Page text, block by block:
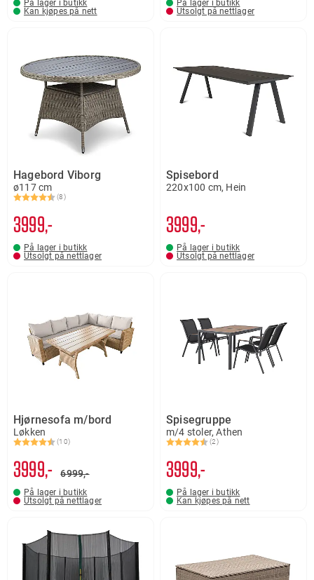
På lager i butikk
Kan kjøpes på nett
På lager i butikk
Utsolgt på nettlager
Hagebord Viborg
ø117 cm
Karakter:
(8)
4.3 av 5 mulige
3999,-
På lager i butikk
Utsolgt på nettlager
Spisebord
220x100 cm, Hein
3999,-
På lager i butikk
Utsolgt på nettlager
Hjørnesofa m/bord
Løkken
Karakter:
(10)
4.8 av 5 mulige
3999,- 6999,-
På lager i butikk
Utsolgt på nettlager
Spisegruppe
m/4 stoler, Athen
Karakter:
(2)
4.5 av 5 mulige
3999,-
På lager i butikk
Kan kjøpes på nett